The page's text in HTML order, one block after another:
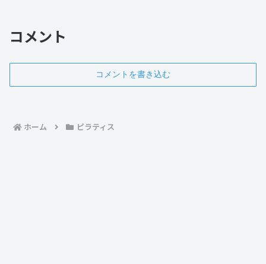
コメント
コメントを書き込む
ホーム ピラティス